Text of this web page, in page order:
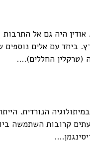
היה גם אל התרבות
ביחד עם אלים נוספים
(טרקלין החללים)....
הנורדית.
קרובות השתמשה